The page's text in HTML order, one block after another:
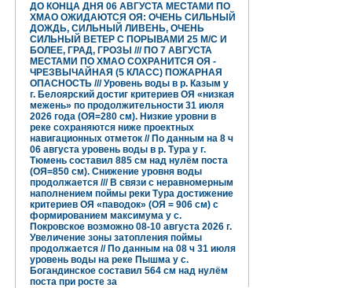
ДО КОНЦА ДНЯ 06 АВГУСТА МЕСТАМИ ПО
ХМАО ОЖИДАЮТСЯ ОЯ: ОЧЕНЬ СИЛЬНЫЙ
ДОЖДЬ, СИЛЬНЫЙ ЛИВЕНЬ, ОЧЕНЬ
СИЛЬНЫЙ ВЕТЕР С ПОРЫВАМИ 25 М/С И
БОЛЕЕ, ГРАД, ГРОЗЫ /// ПО 7 АВГУСТА
МЕСТАМИ ПО ХМАО СОХРАНИТСЯ ОЯ -
ЧРЕЗВЫЧАЙНАЯ (5 КЛАСС) ПОЖАРНАЯ
ОПАСНОСТЬ /// Уровень воды в р. Казым у
г. Белоярский достиг критериев ОЯ «низкая
межень» по продолжительности 31 июля
2026 года (ОЯ=280 см). Низкие уровни в
реке сохраняются ниже проектных
навигационных отметок // По данным на 8 ч
06 августа уровень воды в р. Тура у г.
Тюмень составил 885 см над нулём поста
(ОЯ=850 см). Снижение уровня воды
продолжается /// В связи с неравномерным
наполнением поймы реки Тура достижение
критериев ОЯ «паводок» (ОЯ = 906 см) с
формированием максимума у с.
Покровское возможно 08-10 августа 2026 г.
Увеличение зоны затопления поймы
продолжается // По данным на 08 ч 31 июля
уровень воды на реке Пышма у с.
Богандинское составил 564 см над нулём
поста при росте за